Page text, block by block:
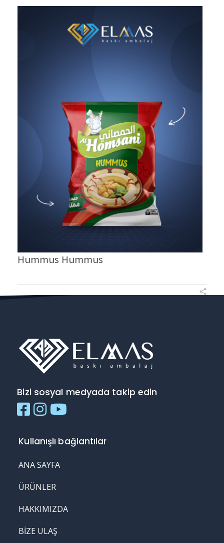
Hummus Hummus
Bizi sosyal medyada takip edin
Kullanışlı bağlantılar
ANA SAYFA
ÜRÜNLER
HAKKIMIZDA
BIZE ULAŞ